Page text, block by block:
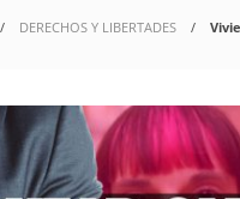
DERECHOS Y LIBERTADES